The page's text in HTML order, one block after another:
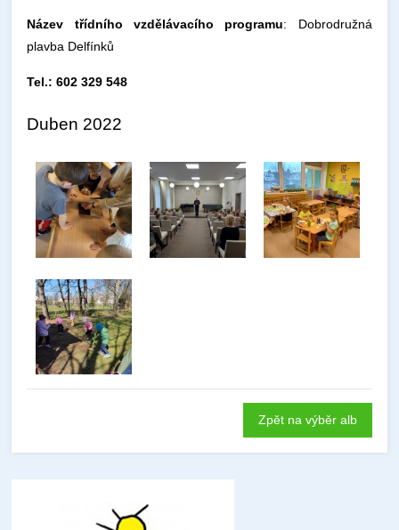
Název třídního vzdělávacího programu: Dobrodružná
plavba Delfínků
Tel.: 602 329 548
Duben 2022
Zpět na výběr alb